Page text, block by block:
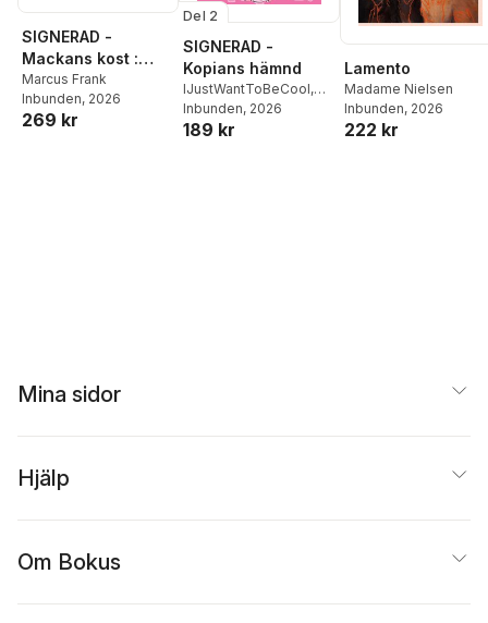
SIGNERAD -
Mackans kost :
Middagar och
matlådor
Marcus Frank
Inbunden, 2026
269 kr
Del 2
SIGNERAD -
Kopians hämnd
IJustWantToBeCool,
Joel Adolphson
Ejdemo Beer
Inbunden, 2026
189 kr
Lamento
Madame Nielsen
Inbunden, 2026
222 kr
Mina sidor
Hjälp
Om Bokus